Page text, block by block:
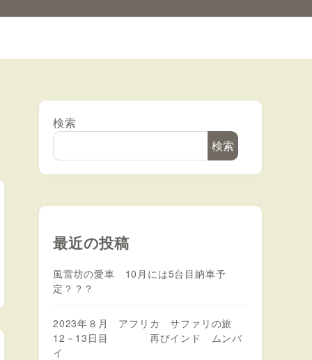
検索
検索
最近の投稿
風雷坊の愛車 10月には5台目納車予
定？？？
2023年８月 アフリカ サファリの旅
12－13日目 再びインド ムンバ
イ